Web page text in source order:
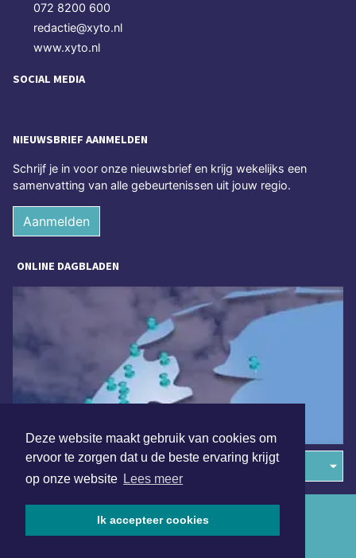
Deze website maakt gebruik van cookies om
ervoor te zorgen dat u de beste ervaring krijgt
op onze website Lees meer
Ik accepteer cookies
072 8200 600
redactie@xyto.nl
www.xyto.nl
SOCIAL MEDIA
NIEUWSBRIEF AANMELDEN
Schrijf je in voor onze nieuwsbrief en krijg wekelijks een
samenvatting van alle gebeurtenissen uit jouw regio.
Aanmelden
ONLINE DAGBLADEN
Overige dagbladen in de regio
Algemene voorwaarden